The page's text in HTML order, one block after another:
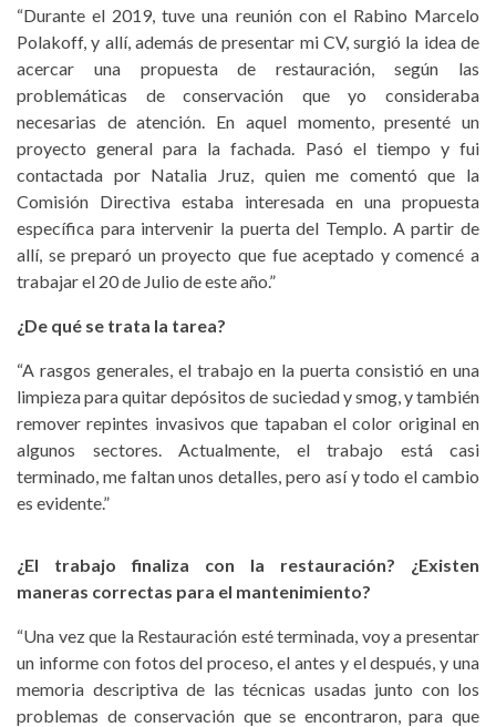
“Durante el 2019, tuve una reunión con el Rabino Marcelo
Polakoff, y allí, además de presentar mi CV, surgió la idea de
acercar una propuesta de restauración, según las
problemáticas de conservación que yo consideraba
necesarias de atención. En aquel momento, presenté un
proyecto general para la fachada. Pasó el tiempo y fui
contactada por Natalia Jruz, quien me comentó que la
Comisión Directiva estaba interesada en una propuesta
específica para intervenir la puerta del Templo. A partir de
allí, se preparó un proyecto que fue aceptado y comencé a
trabajar el 20 de Julio de este año.”
¿De qué se trata la tarea?
“A rasgos generales, el trabajo en la puerta consistió en una
limpieza para quitar depósitos de suciedad y smog, y también
remover repintes invasivos que tapaban el color original en
algunos sectores. Actualmente, el trabajo está casi
terminado, me faltan unos detalles, pero así y todo el cambio
es evidente.”
¿El trabajo finaliza con la restauración? ¿Existen
maneras correctas para el mantenimiento?
“Una vez que la Restauración esté terminada, voy a presentar
un informe con fotos del proceso, el antes y el después, y una
memoria descriptiva de las técnicas usadas junto con los
problemas de conservación que se encontraron, para que